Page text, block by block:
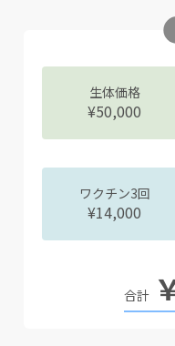
生体価格
¥50,000
ワクチン3回
¥14,000